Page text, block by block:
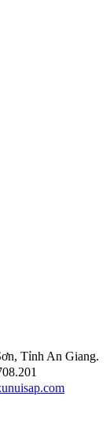
Tỉnh An Giang.